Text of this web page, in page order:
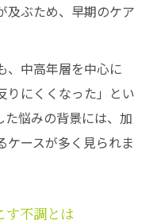
及ぶため、早期のケア
、中高年層を中心に
りにくくなった」とい
た悩みの背景には、加
ケースが多く見られま
す不調とは